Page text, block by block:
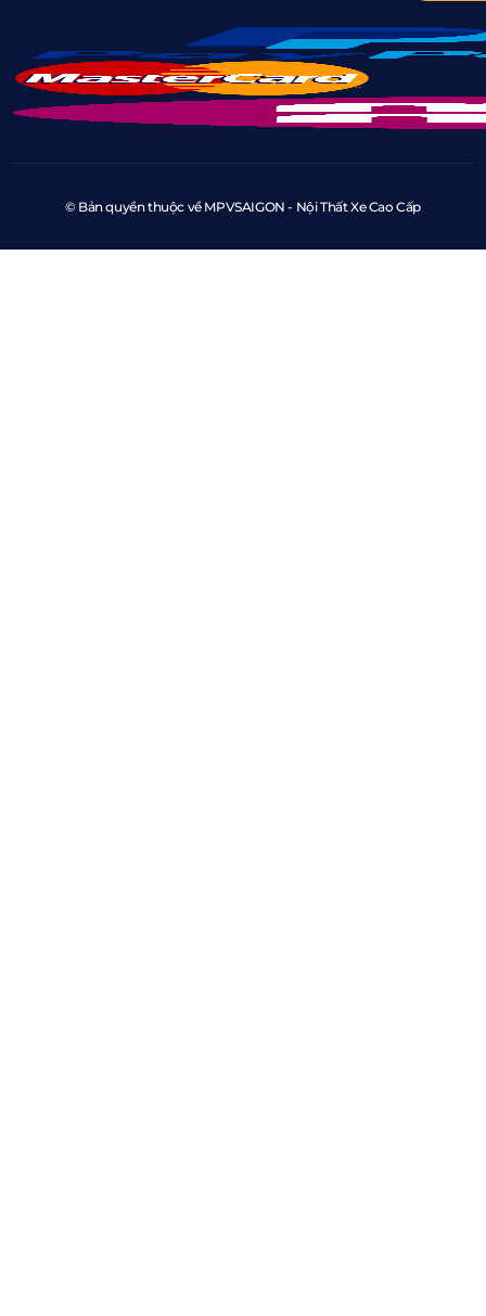
© Bản quyền thuộc về MPVSAIGON - Nội Thất Xe Cao Cấp